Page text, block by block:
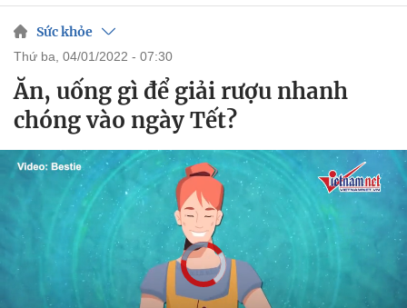
Sức khỏe
thứ ba, 04/01/2022 - 07:30
Ăn, uống gì để giải rượu nhanh
chóng vào ngày Tết?